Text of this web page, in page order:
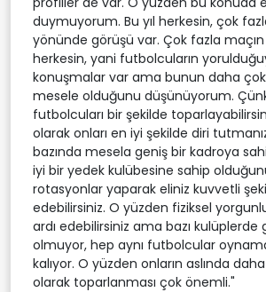
duymuyorum. Bu yıl herkesin, çok
yönünde görüşü var. Çok fazla
herkesin, yani futbolcuların
konuşmalar var ama bunun daha
mesele olduğunu düşünüyorum.
futbolcuları bir şekilde
olarak onları en iyi şekilde diri
bazında mesela geniş bir kadroya
iyi bir yedek kulübesine sahip
rotasyonlar yaparak eliniz kuvvetli
edebilirsiniz. O yüzden fiziksel
ardı edebilirsiniz ama bazı kulüplerde
olmuyor, hep aynı futbolcular
kalıyor. O yüzden onların aslında
olarak toparlanması çok önemli."